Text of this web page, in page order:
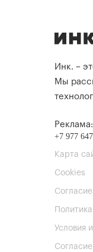
Инк. –
Мы
+7 977
Карта
Cookies
Условия